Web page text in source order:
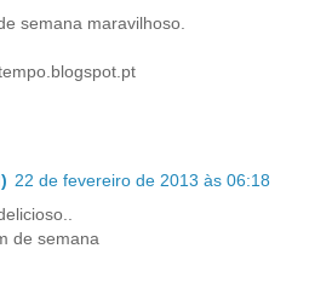
semana maravilhoso.
22 de fevereiro de 2013 às 06:18
de semana